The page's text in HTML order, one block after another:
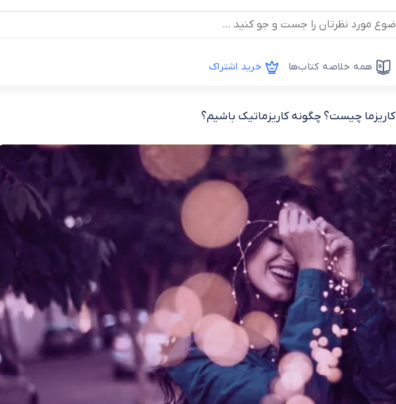
همه خلاصه کتاب‌ها خرید اشتراک
کاریزما چیست؟ چگونه کاریزماتیک باشیم؟